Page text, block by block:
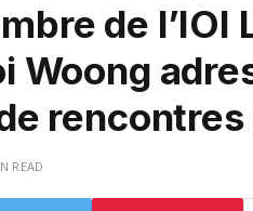
de
Woong
rencontres
READ